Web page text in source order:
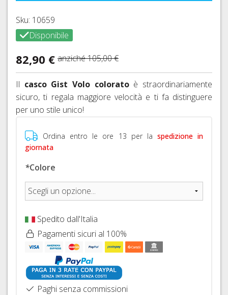
E
ACCESSORI
COPERTONI
E
29ER
VALVOLE
RAPIDI
E
PASSANTI
Sku: 10659
Disponibile
82,90 € anziché105,00 €
Il casco Gist Volo coloratoè straordinariamente
sicuro, ti regala maggiore velocità e ti fa distinguere
per uno stile unico!
Ordina entro le ore 13 per la spedizione in
giornata
*Colore
Spedito dall'Italia
Pagamenti sicuri al 100%
Paghi senza commissioni